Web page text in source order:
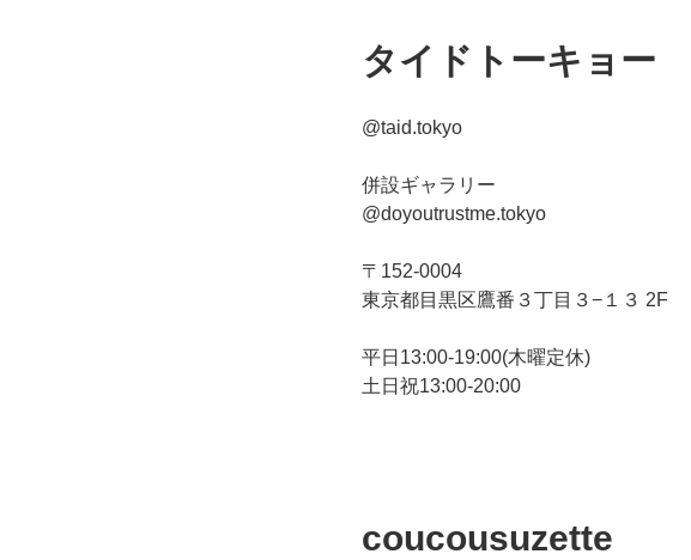
タイドトーキョー
@taid.tokyo
併設ギャラリー
@doyoutrustme.tokyo
〒152-0004
東京都目黒区鷹番３丁目３−１３ 2F
平日13:00-19:00(木曜定休)
土日祝13:00-20:00
coucousuzette